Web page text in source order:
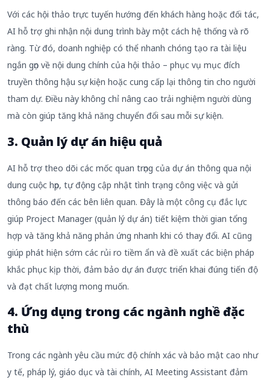
Với các hội thảo trực tuyến hướng đến khách hàng hoặc đối tác,
AI hỗ trợ ghi nhận nội dung trình bày một cách hệ thống và rõ
ràng. Từ đó, doanh nghiệp có thể nhanh chóng tạo ra tài liệu
ngắn gọn về nội dung chính của hội thảo – phục vụ mục đích
truyền thông hậu sự kiện hoặc cung cấp lại thông tin cho người
tham dự. Điều này không chỉ nâng cao trải nghiệm người dùng
mà còn giúp tăng khả năng chuyển đổi sau mỗi sự kiện.
3. Quản lý dự án hiệu quả
AI hỗ trợ theo dõi các mốc quan trọng của dự án thông qua nội
dung cuộc họp, tự động cập nhật tình trạng công việc và gửi
thông báo đến các bên liên quan. Đây là một công cụ đắc lực
giúp Project Manager (quản lý dự án) tiết kiệm thời gian tổng
hợp và tăng khả năng phản ứng nhanh khi có thay đổi. AI cũng
giúp phát hiện sớm các rủi ro tiềm ẩn và đề xuất các biện pháp
khắc phục kịp thời, đảm bảo dự án được triển khai đúng tiến độ
và đạt chất lượng mong muốn.
4. Ứng dụng trong các ngành nghề đặc
thù
Trong các ngành yêu cầu mức độ chính xác và bảo mật cao như
y tế, pháp lý, giáo dục và tài chính, AI Meeting Assistant đảm